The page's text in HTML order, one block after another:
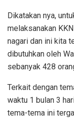
Dikatakan nya,
melaksanakan
nagari dan ini kita
dibutuhkan oleh
sebanyak 428
Terkait dengan
waktu 1 bulan 3
tema-tema ini